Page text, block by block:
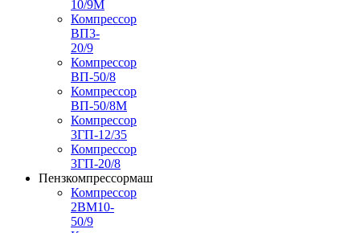
10/9М
Компрессор
ВП3-
20/9
Компрессор
ВП-50/8
Компрессор
ВП-50/8М
Компрессор
3ГП-12/35
Компрессор
3ГП-20/8
Пензкомпрессормаш
Компрессор
2ВМ10-
50/9